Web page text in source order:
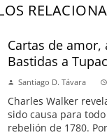
Cartas de
Bastidas a
Santiago D. Távara
Charles Walker
sido causa para
rebelión de 1780.